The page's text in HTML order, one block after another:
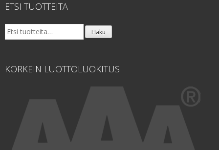
ETSI TUOTTEITA
Etsi: Haku
KORKEIN LUOTTOLUOKITUS